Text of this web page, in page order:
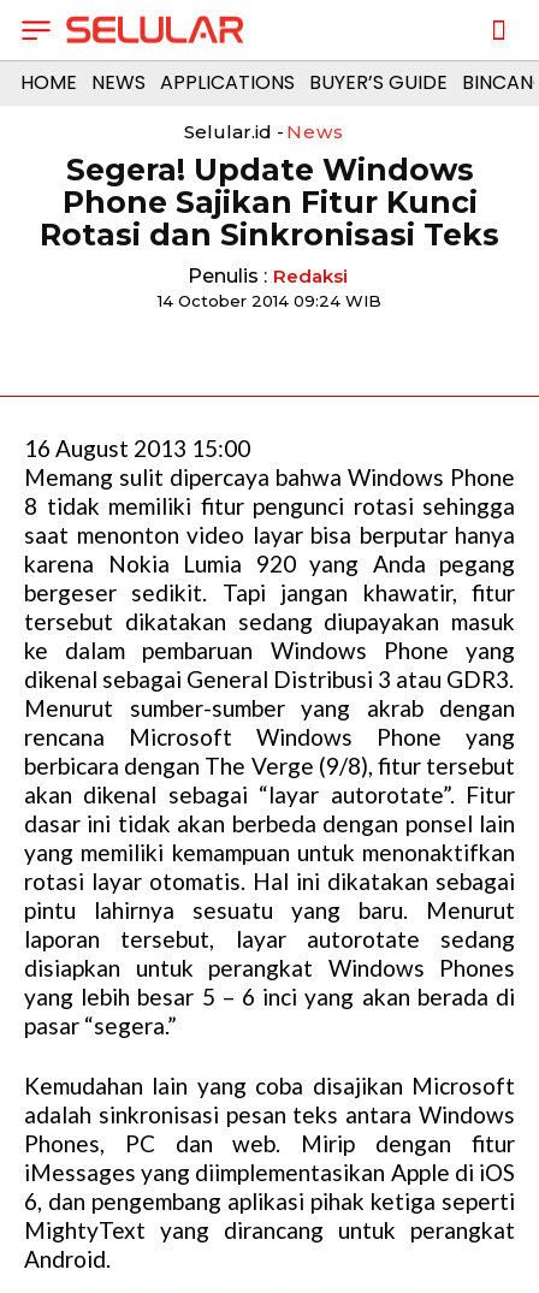
HOME NEWS APPLICATIONS BUYER’S GUIDE
Selular.id - News
Segera! Update Windows
Phone Sajikan Fitur Kunci
Rotasi dan Sinkronisasi Teks
Penulis : Redaksi
14 October 2014 09:24 WIB
16 August 2013 15:00
Memang sulit dipercaya bahwa Windows Phone
8 tidak memiliki fitur pengunci rotasi sehingga
saat menonton video layar bisa berputar hanya
karena Nokia Lumia 920 yang Anda pegang
bergeser sedikit. Tapi jangan khawatir, fitur
tersebut dikatakan sedang diupayakan masuk
ke dalam pembaruan Windows Phone yang
dikenal sebagai General Distribusi 3 atau GDR3.
Menurut sumber-sumber yang akrab dengan
rencana Microsoft Windows Phone yang
berbicara dengan The Verge (9/8), fitur tersebut
akan dikenal sebagai “layar autorotate”. Fitur
dasar ini tidak akan berbeda dengan ponsel lain
yang memiliki kemampuan untuk menonaktifkan
rotasi layar otomatis. Hal ini dikatakan sebagai
pintu lahirnya sesuatu yang baru. Menurut
laporan tersebut, layar autorotate sedang
disiapkan untuk perangkat Windows Phones
yang lebih besar 5 – 6 inci yang akan berada di
pasar “segera.”
Kemudahan lain yang coba disajikan Microsoft
adalah sinkronisasi pesan teks antara Windows
Phones, PC dan web. Mirip dengan fitur
iMessages yang diimplementasikan Apple di iOS
6, dan pengembang aplikasi pihak ketiga seperti
MightyText yang dirancang untuk perangkat
Android.